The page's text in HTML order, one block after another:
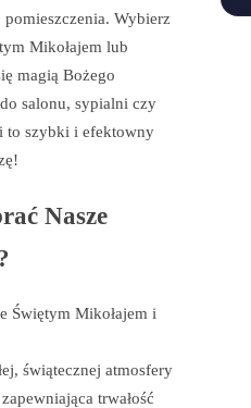
pomieszczenia. Wybierz
Mikołajem lub
magią Bożego
salonu, sypialni czy
to szybki i efektowny
Nasze
Świętym Mikołajem i
świątecznej atmosfery
trwałość